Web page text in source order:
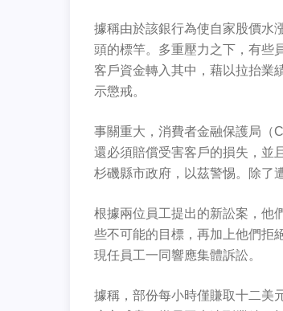
據稱由於該銀行為使自家股價水
頭的標竿。多重壓力之下，有些
客戶資金轉入其中，藉以拉抬業
示懲戒。
事關重大，消費者金融保護局（
還必須賠償受害客戶的損失，並
杉磯縣市政府，以茲警惕。除了
根據兩位員工提出的新訟案，他
些不可能的目標，再加上他們拒
現任員工一同響應集體訴訟。
據稱，部份每小時僅賺取十二美